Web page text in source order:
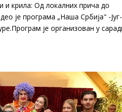
и крила: Од локалних прича до
је програма „Наша Србијa" -Југ-
је организован у